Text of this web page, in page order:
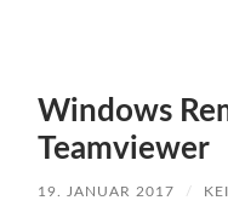
Windows
Teamviewer
19. JANUAR 2017 /